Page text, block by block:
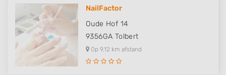
NailFactor
Oude Hof 14
9356GA Tolbert
Op 9,12 km afstand